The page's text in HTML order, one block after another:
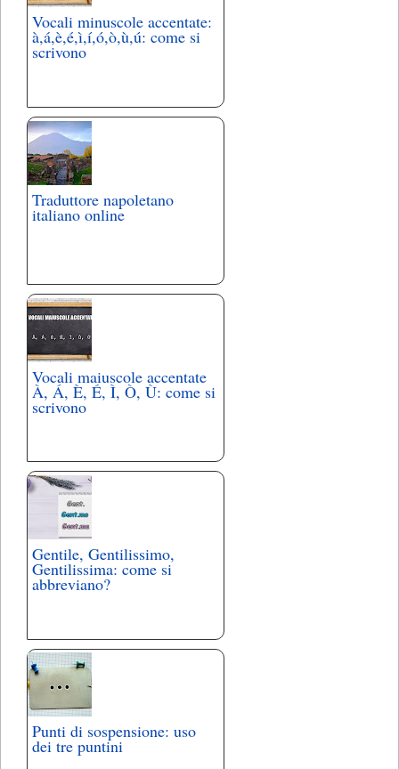
Vocali minuscole accentate:
à,á,è,é,ì,í,ó,ò,ù,ú: come si
scrivono
Traduttore napoletano
italiano online
Vocali maiuscole accentate
À, Á, È, É, Ì, Ò, Ù: come si
scrivono
Gentile, Gentilissimo,
Gentilissima: come si
abbreviano?
Punti di sospensione: uso
dei tre puntini